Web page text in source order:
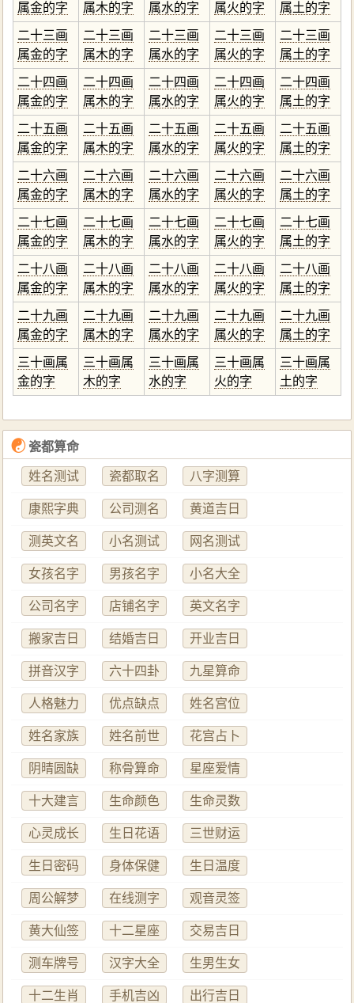
属金的字
属木的字
属水的字
属火的字
属土的字
二十三画
属金的字
二十三画
属木的字
二十三画
属水的字
二十三画
属火的字
二十三画
属土的字
二十四画
属金的字
二十四画
属木的字
二十四画
属水的字
二十四画
属火的字
二十四画
属土的字
二十五画
属金的字
二十五画
属木的字
二十五画
属水的字
二十五画
属火的字
二十五画
属土的字
二十六画
属金的字
二十六画
属木的字
二十六画
属水的字
二十六画
属火的字
二十六画
属土的字
二十七画
属金的字
二十七画
属木的字
二十七画
属水的字
二十七画
属火的字
二十七画
属土的字
二十八画
属金的字
二十八画
属木的字
二十八画
属水的字
二十八画
属火的字
二十八画
属土的字
二十九画
属金的字
二十九画
属木的字
二十九画
属水的字
二十九画
属火的字
二十九画
属土的字
三十画属
金的字
三十画属
木的字
三十画属
水的字
三十画属
火的字
三十画属
土的字
☯瓷都算命
姓名测试 瓷都取名 八字测算
康熙字典 公司测名 黄道吉日
测英文名 小名测试 网名测试
女孩名字 男孩名字 小名大全
公司名字 店铺名字 英文名字
搬家吉日 结婚吉日 开业吉日
拼音汉字 六十四卦 九星算命
人格魅力 优点缺点 姓名宫位
姓名家族 姓名前世 花宫占卜
阴晴圆缺 称骨算命 星座爱情
十大建言 生命颜色 生命灵数
心灵成长 生日花语 三世财运
生日密码 身体保健 生日温度
周公解梦 在线测字 观音灵签
黄大仙签 十二星座 交易吉日
测车牌号 汉字大全 生男生女
十二生肖 手机吉凶 出行吉日